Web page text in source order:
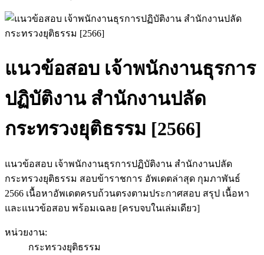
แนวข้อสอบ เจ้าพนักงานธุรการ
ปฏิบัติงาน สำนักงานปลัด
กระทรวงยุติธรรม [2566]
แนวข้อสอบ เจ้าพนักงานธุรการปฏิบัติงาน สำนักงานปลัด
กระทรวงยุติธรรม สอบข้าราชการ อัพเดตล่าสุด กุมภาพันธ์
2566 เนื้อหาอัพเดตครบถ้วนตรงตามประกาศสอบ สรุป เนื้อหา
และแนวข้อสอบ พร้อมเฉลย [ครบจบในเล่มเดียว]
หน่วยงาน:
กระทรวงยุติธรรม